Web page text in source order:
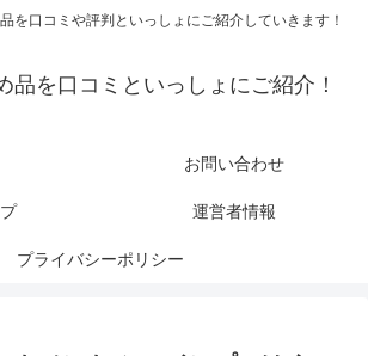
を口コミや評判といっしょにご紹介していきます！
品を口コミといっしょにご紹介！
お問い合わせ
運営者情報
プライバシーポリシー